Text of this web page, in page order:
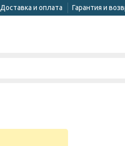
Доставка и оплата Гарантия и